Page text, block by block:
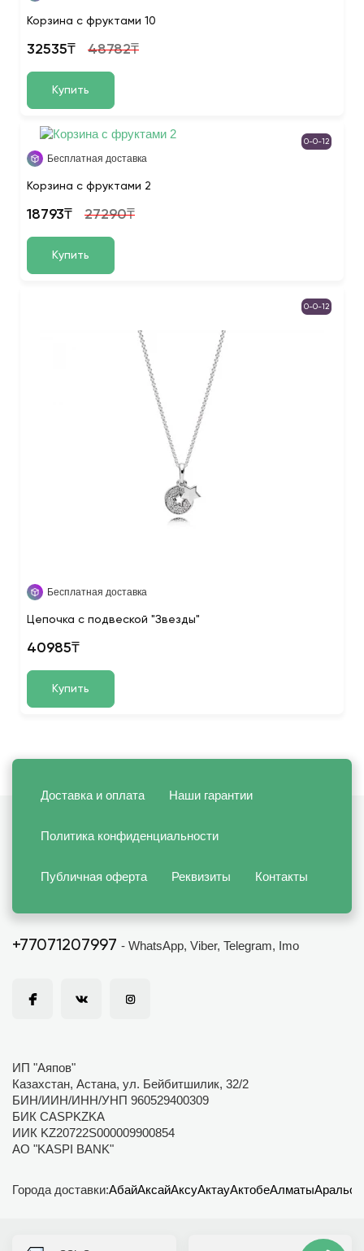
Корзина с фруктами 10
32535₸ 48782₸
Купить
0-0-12
Бесплатная доставка
Корзина с фруктами 2
18793₸ 27290₸
Купить
0-0-12
Бесплатная доставка
Цепочка с подвеской "Звезды"
40985₸
Купить
Доставка и оплата Наши гарантии
Политика конфиденциальности
Публичная оферта Реквизиты Контакты
+77071207997 - WhatsApp, Viber, Telegram, Imo
ИП "Аяпов"
Казахстан, Астана, ул. Бейбитшилик, 32/2
БИН/ИИН/ИНН/УНП 960529400309
БИК CASPKZKA
ИИК KZ20722S000009900854
АО "KASPI BANK"
Города доставки:АбайАксайАксуАктауАктобеАлматыАральск